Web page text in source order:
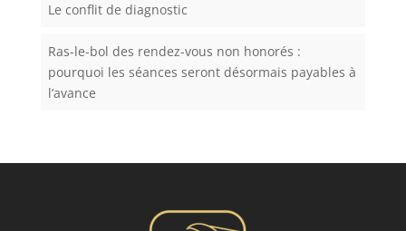
Le conflit de diagnostic
Ras-le-bol des rendez-vous non honorés :
pourquoi les séances seront désormais payables à
l’avance